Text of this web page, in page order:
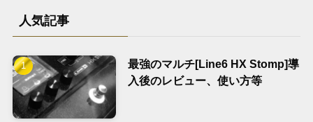
人気記事
最強のマルチ[Line6 HX Stomp]導
入後のレビュー、使い方等